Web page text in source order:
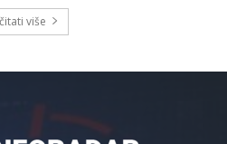
više